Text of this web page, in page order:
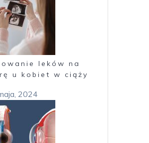
leków na
u kobiet w ciąży
2024